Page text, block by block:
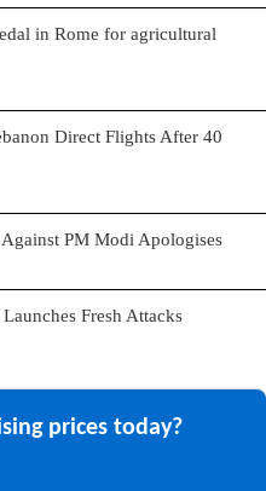
in Rome for agricultural
Direct Flights After 40
PM Modi Apologises
Fresh Attacks
prices today?